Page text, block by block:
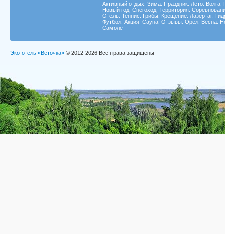
Активный отдых, Зима, Праздник, Лето, Волга,
Новый год, Снегоход, Территория,
Отель, Теннис, Грибы, Крещение, Лазертаг,
Футбол, Акция, Сауна, Отзывы, Орел, Весна,
Самолет
Эко-отель «Веточка» © 2012-2026 Все права защищены